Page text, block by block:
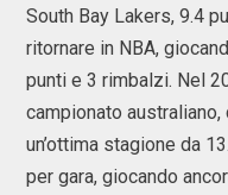
South Bay Lakers, 9.4
ritornare in NBA,
punti e 3 rimbalzi. Nel
campionato
un’ottima stagione da
per gara, giocando